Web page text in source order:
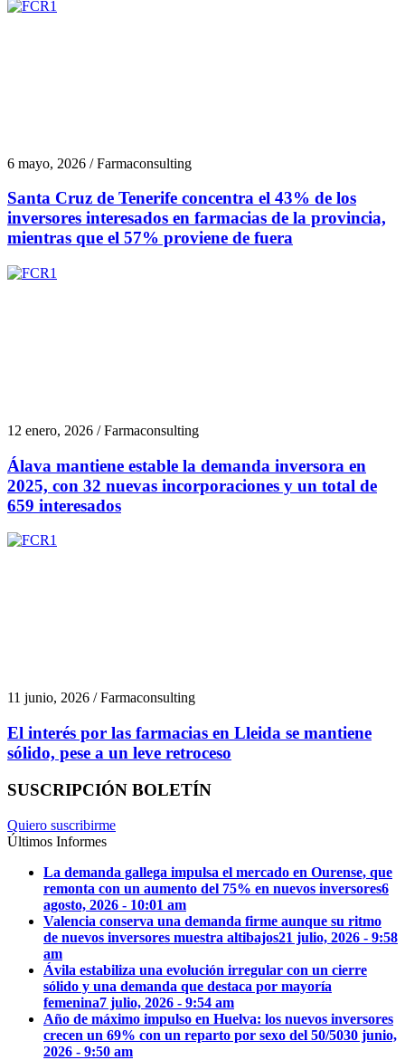
6 mayo, 2026 / Farmaconsulting
Santa Cruz de Tenerife concentra el 43% de los
inversores interesados en farmacias de la provincia,
mientras que el 57% proviene de fuera
12 enero, 2026 / Farmaconsulting
Álava mantiene estable la demanda inversora en
2025, con 32 nuevas incorporaciones y un total de
659 interesados
11 junio, 2026 / Farmaconsulting
El interés por las farmacias en Lleida se mantiene
sólido, pese a un leve retroceso
SUSCRIPCIÓN BOLETÍN
Quiero suscribirme
Últimos Informes
La demanda gallega impulsa el mercado en Ourense, que
remonta con un aumento del 75% en nuevos inversores6
agosto, 2026 - 10:01 am
Valencia conserva una demanda firme aunque su ritmo
de nuevos inversores muestra altibajos21 julio, 2026 - 9:58
am
Ávila estabiliza una evolución irregular con un cierre
sólido y una demanda que destaca por mayoría
femenina7 julio, 2026 - 9:54 am
Año de máximo impulso en Huelva: los nuevos inversores
crecen un 69% con un reparto por sexo del 50/5030 junio,
2026 - 9:50 am